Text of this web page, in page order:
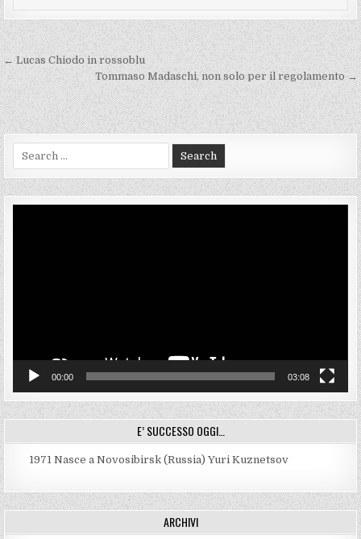
Navigazione
articoli
← Lucas Chiodo in rossoblu
Tommaso Madaschi, non solo per il regolamento →
for:
00:00 03:08
E’ SUCCESSO OGGI…
1971 Nasce a Novosibirsk (Russia) Yuri Kuznetsov
ARCHIVI